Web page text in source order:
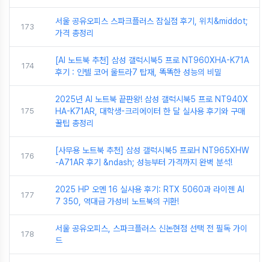
173
서울 공유오피스 스파크플러스 잠실점 후기, 위치&middot;
가격 총정리
174
[AI 노트북 추천] 삼성 갤럭시북5 프로 NT960XHA-K71A
후기 : 인텔 코어 울트라7 탑재, 똑똑한 성능의 비밀
175
2025년 AI 노트북 끝판왕! 삼성 갤럭시북5 프로 NT940X
HA-K71AR, 대학생-크리에이터 한 달 실사용 후기와 구매
꿀팁 총정리
176
[사무용 노트북 추천] 삼성 갤럭시북5 프로H NT965XHW
-A71AR 후기 &ndash; 성능부터 가격까지 완벽 분석!
177
2025 HP 오멘 16 실사용 후기: RTX 5060과 라이젠 AI
7 350, 역대급 가성비 노트북의 귀환!
178
서울 공유오피스, 스파크플러스 신논현점 선택 전 필독 가이
드